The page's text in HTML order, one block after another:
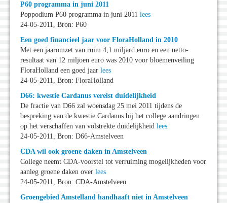
P60 programma in juni 2011
Poppodium P60 programma in juni 2011 lees
24-05-2011, Bron: P60
Een goed financieel jaar voor FloraHolland in 2010
Met een jaaromzet van ruim 4,1 miljard euro en een netto-
resultaat van 12 miljoen euro was 2010 voor bloemenveiling
FloraHolland een goed jaar lees
24-05-2011, Bron: FloraHolland
D66: kwestie Cardanus vereist duidelijkheid
De fractie van D66 zal woensdag 25 mei 2011 tijdens de
bespreking van de kwestie Cardanus bij het college aandringen
op het verschaffen van volstrekte duidelijkheid lees
24-05-2011, Bron: D66-Amstelveen
CDA wil ook groene daken in Amstelveen
College neemt CDA-voorstel tot verruiming mogelijkheden voor
aanleg groene daken over lees
24-05-2011, Bron: CDA-Amstelveen
Groengebied Amstelland handhaaft niet in Amstelveen